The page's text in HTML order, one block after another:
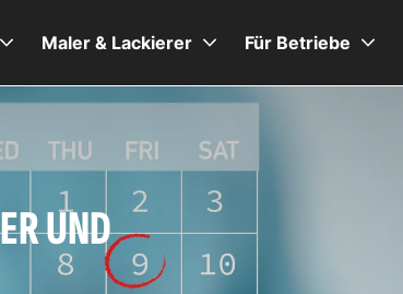
Maler & Lackierer Für Betriebe
UND